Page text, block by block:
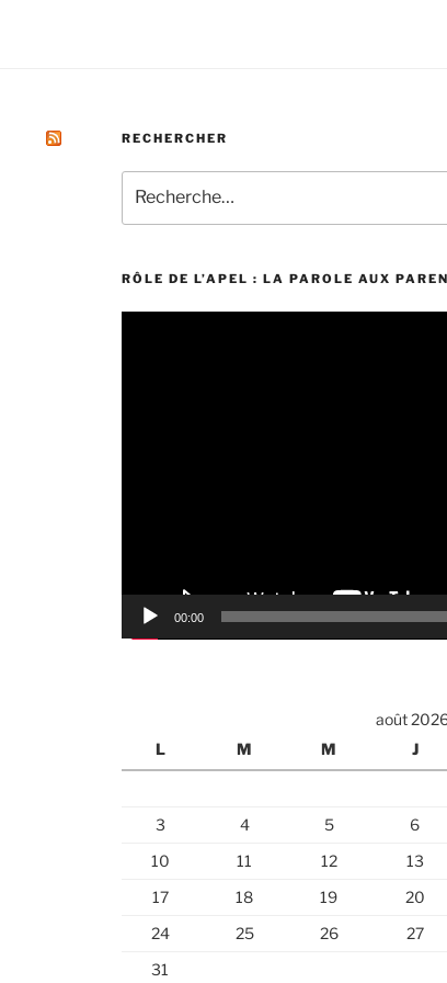
RECHERCHER
pour
:
RÔLE DE L’APEL : LA PAROLE AUX
00:00
août
L
M M J
3
4 5 6
10
11 12 13
17
18 19 20
24
25 26 27
31